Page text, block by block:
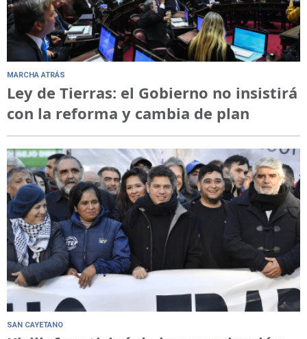
MARCHA ATRÁS
Ley de Tierras: el Gobierno no insistirá
con la reforma y cambia de plan
SAN CAYETANO